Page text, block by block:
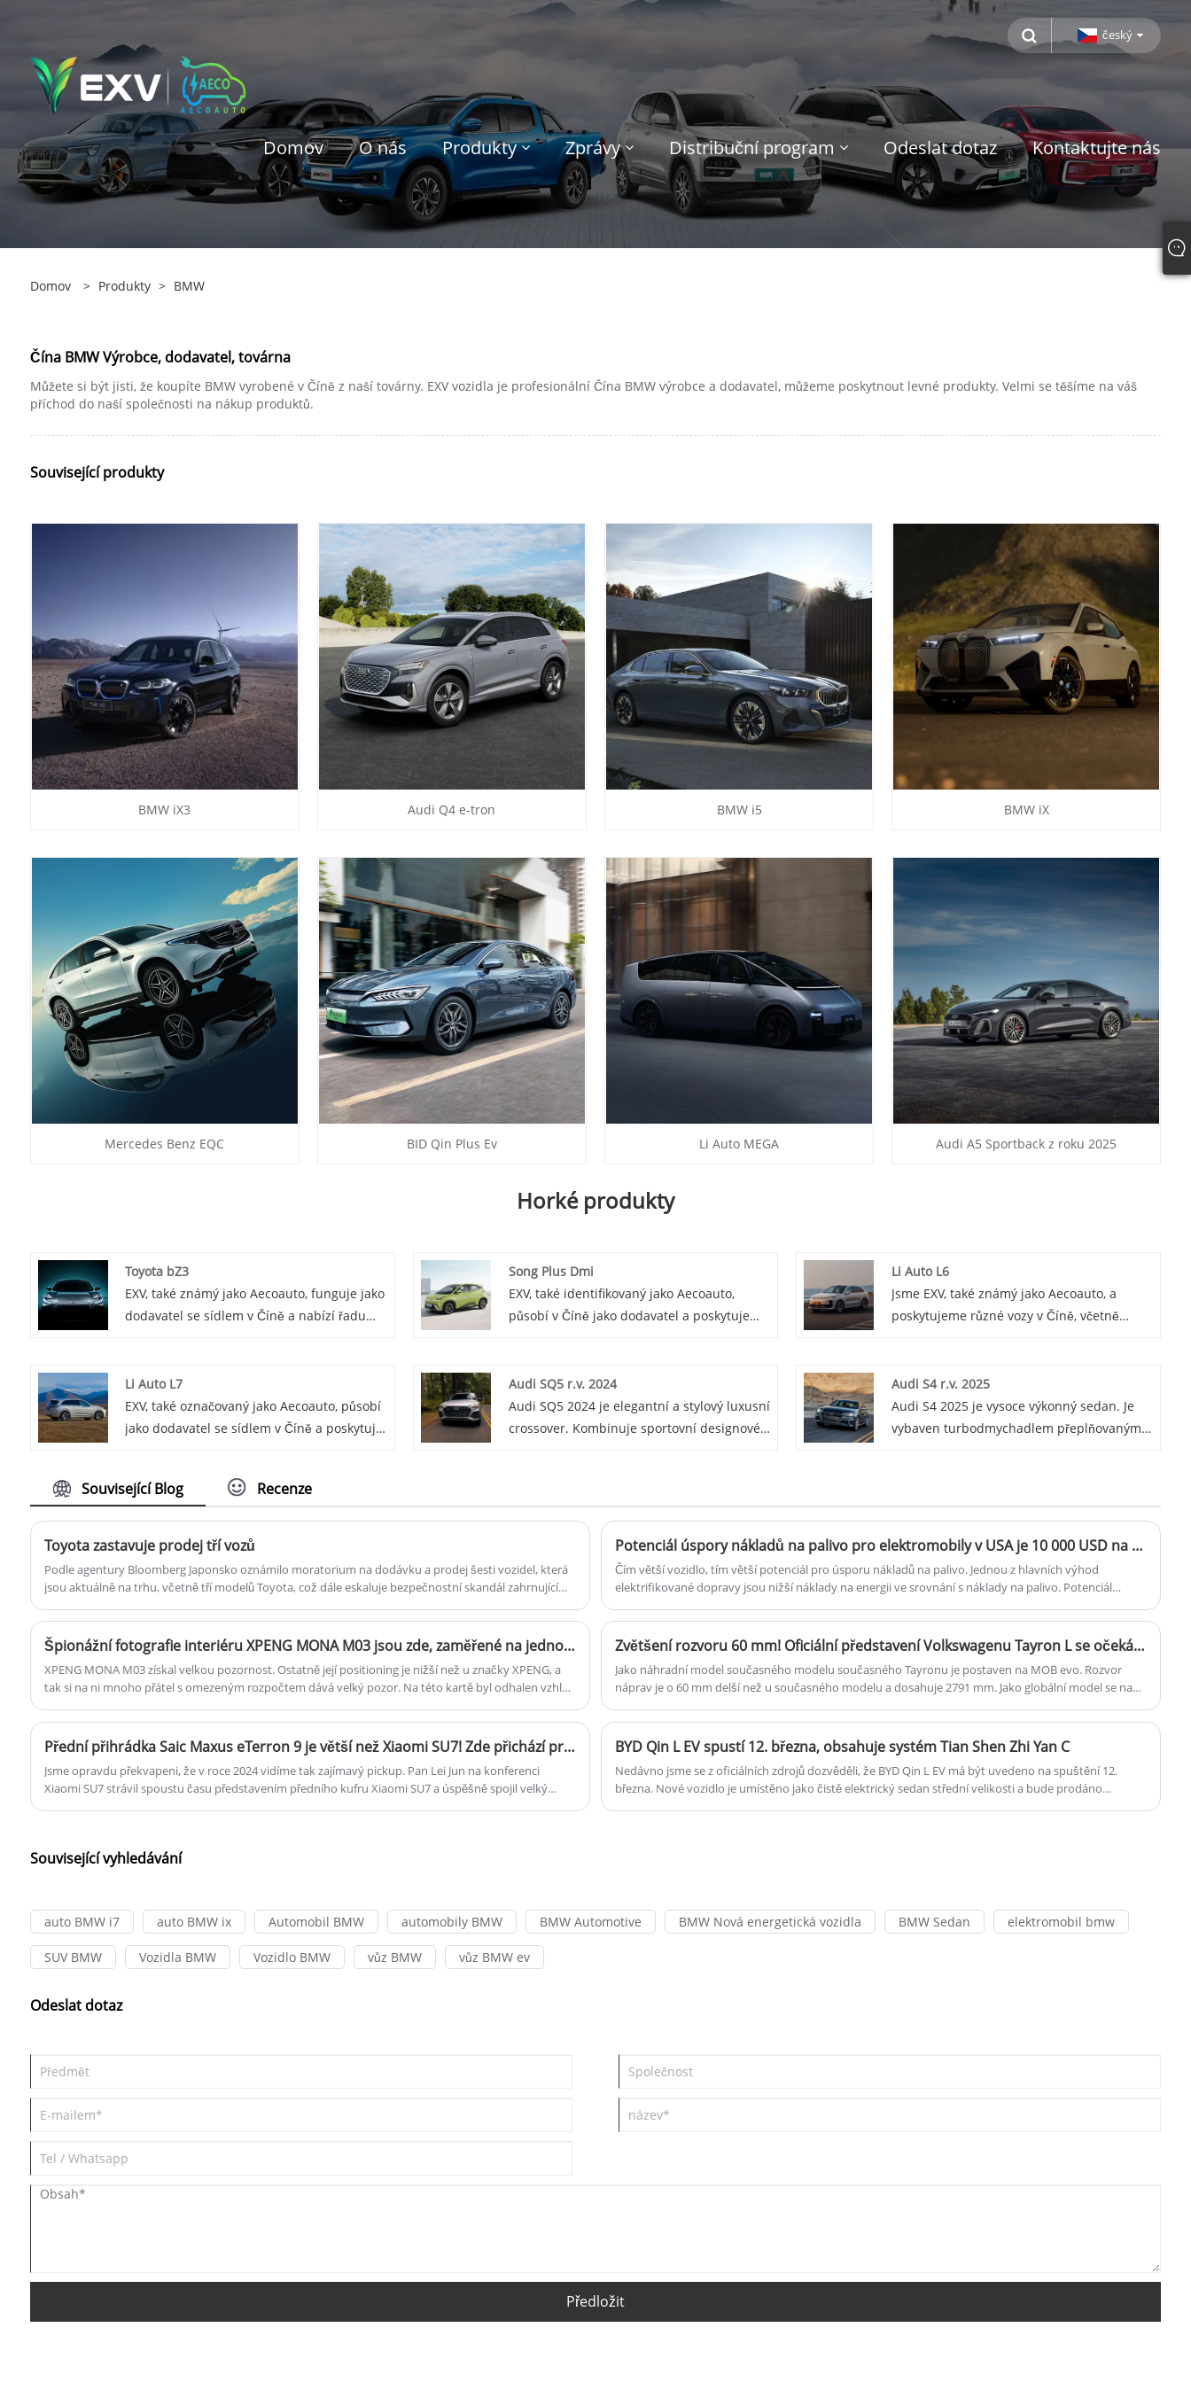
český
Domov O nás Produkty Zprávy Distribuční program Odeslat dotaz Kontaktujte nás
Domov > Produkty > BMW
Čína BMW Výrobce, dodavatel, továrna
Můžete si být jisti, že koupíte BMW vyrobené v Číně z naší továrny. EXV vozidla je profesionální Čína BMW výrobce a dodavatel, můžeme poskytnout levné produkty. Velmi se těšíme na váš
příchod do naší společnosti na nákup produktů.
Související produkty
BMW iX3 Audi Q4 e-tron BMW i5 BMW iX
Mercedes Benz EQC BID Qin Plus Ev Li Auto MEGA Audi A5 Sportback z roku 2025
Horké produkty
Toyota bZ3
EXV, také známý jako Aecoauto, funguje jako
dodavatel se sídlem v Číně a nabízí řadu
Toyota s nulovými emisemi, dlouhým
dojezdem a vyspělou technologií.
Song Plus Dmi
EXV, také identifikovaný jako Aecoauto,
působí v Číně jako dodavatel a poskytuje
Li Auto L6
Jsme EXV, také známý jako Aecoauto, a
poskytujeme různé vozy v Číně, včetně
pokročilými technologickými funkcemi.
Li Auto L7
EXV, také označovaný jako Aecoauto, působí
jako dodavatel se sídlem v Číně a poskytuje
sedan se sportovním a stylovým designem
exteriéru a prostorným a pohodlným
interiérem.
Audi SQ5 r.v. 2024
Audi SQ5 2024 je elegantní a stylový luxusní
crossover. Kombinuje sportovní designové
Díky pokročilým funkcím a prémiovým
povrchovým úpravám je Q5 Sportback
skvělou volbou pro ty, kteří hledají
kombinaci výkonu a luxusu.
Audi S4 r.v. 2025
Audi S4 2025 je vysoce výkonný sedan. Je
vybaven turbodmychadlem přeplňovaným
sedan s elegantním designem, legendárním
pohonem všech kol quattro a kombinací
výkonu a pohodlí.
Související Blog Recenze
Toyota zastavuje prodej tří vozů
Podle agentury Bloomberg Japonsko oznámilo moratorium na dodávku a prodej šesti vozidel, která
jsou aktuálně na trhu, včetně tří modelů Toyota, což dále eskaluje bezpečnostní skandál zahrnující
Potenciál úspory nákladů na palivo pro elektromobily v USA je 10 000 USD na 100 000 mil
Čím větší vozidlo, tím větší potenciál pro úsporu nákladů na palivo. Jednou z hlavních výhod
elektrifikované dopravy jsou nižší náklady na energii ve srovnání s náklady na palivo. Potenciál
Špionážní fotografie interiéru XPENG MONA M03 jsou zde, zaměřené na jednoduchost, podobně jako Tesla Model 3
XPENG MONA M03 získal velkou pozornost. Ostatně její positioning je nižší než u značky XPENG, a
tak si na ni mnoho přátel s omezeným rozpočtem dává velký pozor. Na této kartě byl odhalen vzhled
bude uveden na trh v srpnu a je umístěn jako čistě elektrický kompaktní sedan.
Zvětšení rozvoru 60 mm! Oficiální představení Volkswagenu Tayron L se očekává 4. listopadu
Jako náhradní model současného modelu současného Tayronu je postaven na MOB evo. Rozvor
náprav je o 60 mm delší než u současného modelu a dosahuje 2791 mm. Jako globální model se na
severoamerickém trhu.
Přední přihrádka Saic Maxus eTerron 9 je větší než Xiaomi SU7! Zde přichází první čínský pickup s předním kufrem
Jsme opravdu překvapeni, že v roce 2024 vidíme tak zajímavý pickup. Pan Lei Jun na konferenci
Xiaomi SU7 strávil spoustu času představením předního kufru Xiaomi SU7 a úspěšně spojil velký
BYD Qin L EV spustí 12. března, obsahuje systém Tian Shen Zhi Yan C
Nedávno jsme se z oficiálních zdrojů dozvěděli, že BYD Qin L EV má být uvedeno na spuštění 12.
března. Nové vozidlo je umístěno jako čistě elektrický sedan střední velikosti a bude prodáno
Související vyhledávání
auto BMW i7 auto BMW ix Automobil BMW automobily BMW BMW Automotive BMW Nová energetická vozidla BMW Sedan elektromobil bmw
SUV BMW Vozidla BMW Vozidlo BMW vůz BMW vůz BMW ev
Odeslat dotaz
Předložit